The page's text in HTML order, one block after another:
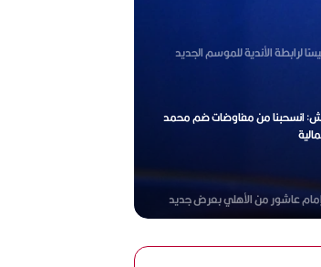
لرابطة الأندية للموسم الجديد
انسحبنا من مفاوضات ضم محمد
عاشور من الأهلي بعرض جديد